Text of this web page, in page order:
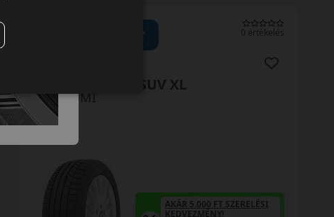
0 értékelés
TÉLI GUMI
S954 Snowprox SUV XL
AKÁR 5.000 FT SZERELÉSI
KEDVEZMÉNY!